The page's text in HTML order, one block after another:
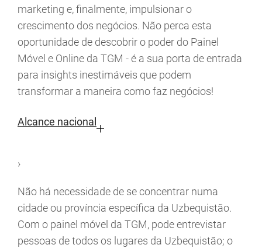
marketing e, finalmente, impulsionar o
crescimento dos negócios. Não perca esta
oportunidade de descobrir o poder do Painel
Móvel e Online da TGM - é a sua porta de entrada
para insights inestimáveis que podem
transformar a maneira como faz negócios!
Alcance nacional
›
Não há necessidade de se concentrar numa
cidade ou província específica da Uzbequistão.
Com o painel móvel da TGM, pode entrevistar
pessoas de todos os lugares da Uzbequistão; o